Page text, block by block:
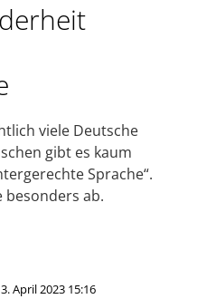
viele Deutsche
gibt es kaum
Sprache“.
besonders ab.
April 2023 15:16